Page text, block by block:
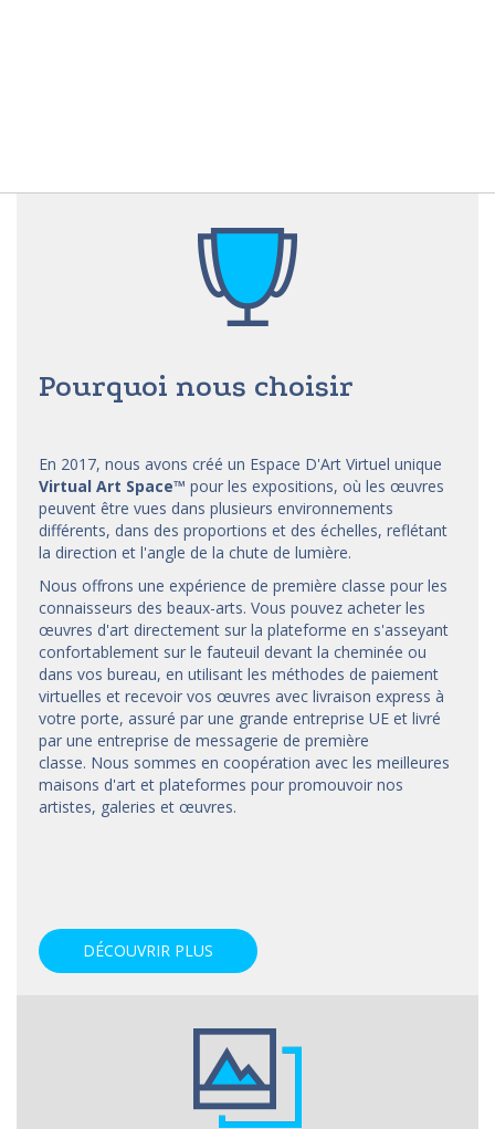
Pourquoi nous choisir
En 2017, nous avons créé un Espace D'Art Virtuel unique
Virtual Art Space™ pour les expositions, où les œuvres
peuvent être vues dans plusieurs environnements
différents, dans des proportions et des échelles, reflétant
la direction et l'angle de la chute de lumière.
Nous offrons une expérience de première classe pour les
connaisseurs des beaux-arts. Vous pouvez acheter les
œuvres d'art directement sur la plateforme en s'asseyant
confortablement sur le fauteuil devant la cheminée ou
dans vos bureau, en utilisant les méthodes de paiement
virtuelles et recevoir vos œuvres avec livraison express à
votre porte, assuré par une grande entreprise UE et livré
par une entreprise de messagerie de première
classe. Nous sommes en coopération avec les meilleures
maisons d'art et plateformes pour promouvoir nos
artistes, galeries et œuvres.
DÉCOUVRIR PLUS